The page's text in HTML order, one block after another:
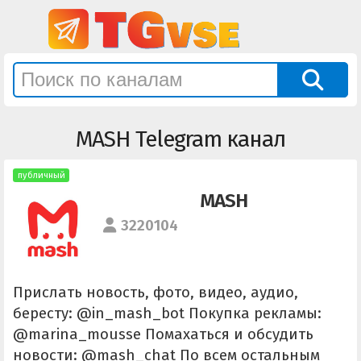
MASH Telegram канал
публичный
MASH
3220104
Прислать новость, фото, видео, аудио,
бересту: @in_mash_bot Покупка рекламы:
@marina_mousse Помахаться и обсудить
новости: @mash_chat По всем остальным